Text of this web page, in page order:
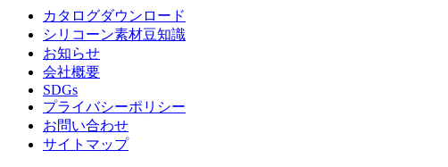
カタログダウンロード
シリコーン素材豆知識
お知らせ
会社概要
SDGs
プライバシーポリシー
お問い合わせ
サイトマップ